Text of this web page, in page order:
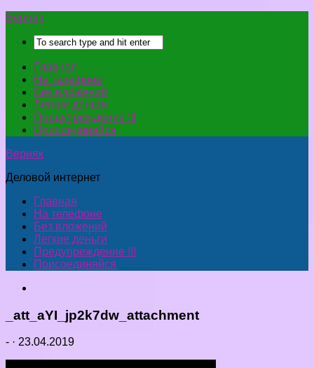
Верняк
Главная
На телефоне
Без вложений
Легкие деньги
Предупреждение !!!
Присоединяйся
Верняк
Деловой интернет
Главная
На телефоне
Без вложений
Легкие деньги
Предупреждение !!!
Присоединяйся
_att_aYI_jp2k7dw_attachment
- · 23.04.2019